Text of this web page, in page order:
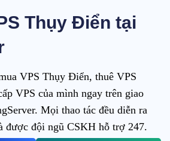
Thụy Điển tại
VPS Thụy Điển, thuê VPS
VPS của mình ngay trên giao
Mọi thao tác đều diễn ra
được đội ngũ CSKH hỗ trợ 247.